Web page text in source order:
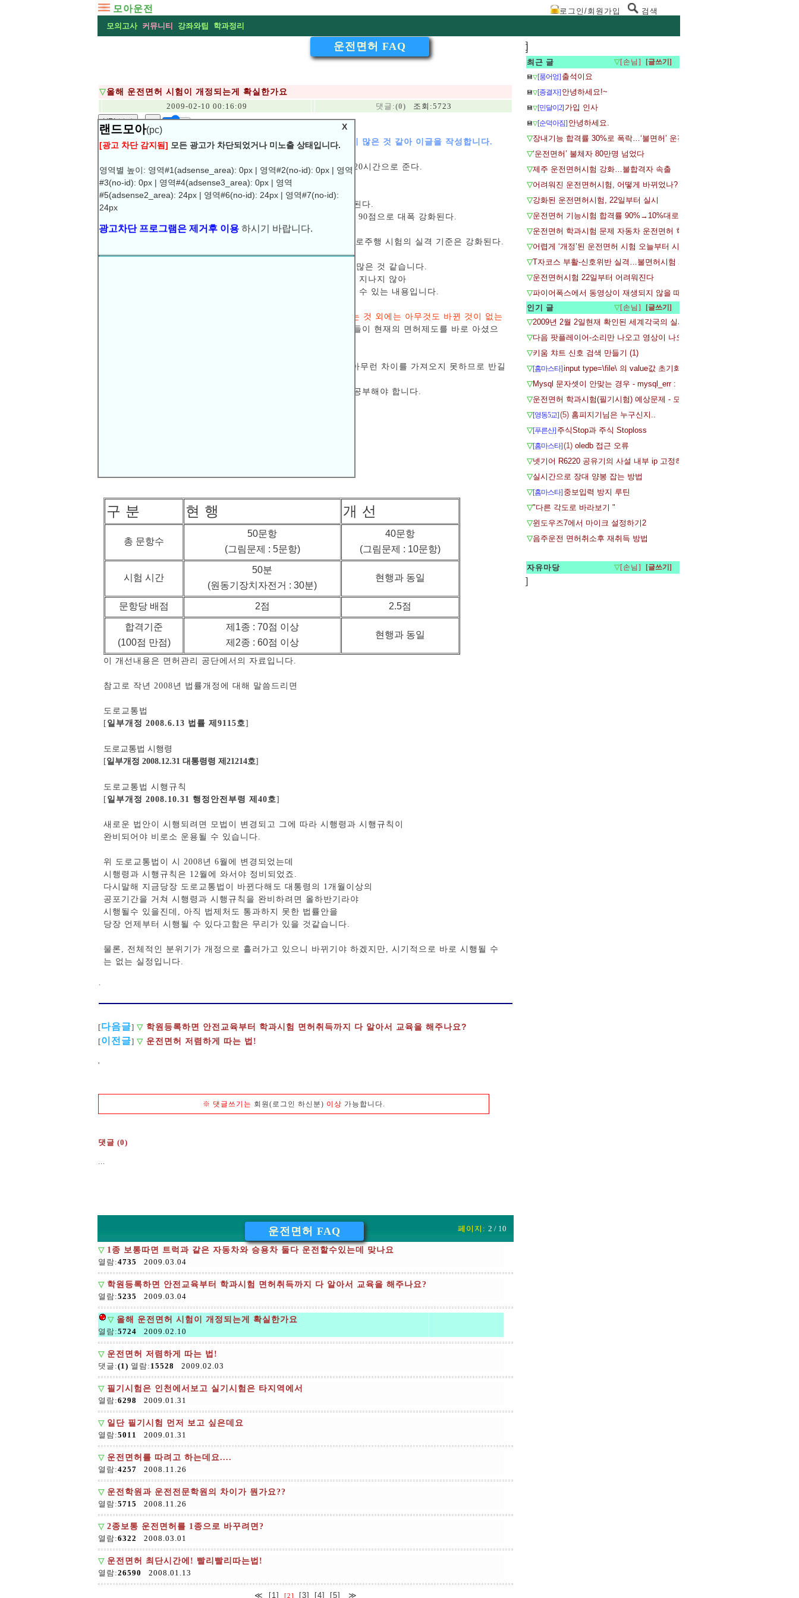
모아운전 로그인/회원가입 검색
모의고사 커뮤니티 강좌와팁 학과정리
X
랜드모아(pc)
[광고 차단 감지됨] 모든 광고가 차단되었거나 미노출 상태입니다.
영역별 높이: 영역#1(adsense_area): 0px | 영역#2(no-id): 0px | 영역
#3(no-id): 0px | 영역#4(adsense3_area): 0px | 영역
#5(adsense2_area): 24px | 영역#6(no-id): 24px | 영역#7(no-id):
24px
광고차단 프로그램은 제거후 이용
운전면허 FAQ
▽올해 운전면허 시험이 개정되는게 확실한가요
2009-02-10 00:16:09
댓글:(0)
조회:5723
URL복사
▶
올해부터 운전면허 시험이 크게 바뀌는 것으로 알고 있는 분들이 많은 것 같아 이글을 작성합니다.
루머1 . 실기교육 시간(운전전문학원 기준)도 현재 35시간에서 20시간으로 준다.
‘1일 3시간’인 실기교육 제한도 풀린다
루머2
50문항으로 출제되는 학과 필기시험은 30문항으로 축소된다.
그러나 합격 기준은 2종 보통 면허 기준으로 현재 60점에서 90점으로 대폭 강화된다.
. 운전면허시험장의 도로주행 연습 10시간은 폐지되며, 도로주행 시험의 실격 기준은 강화된다.
위 내용들이 바로 시행될 줄 기대하거나, 그렇게 아시는 분들이 많은 것 같습니다.
하지만 위 내용들은 경찰청 내부 심의위원회에서 통과된 사항에 지나지 않아
법제처를 거쳐 국회의 의결을 거치고 공포까지 완료되어야 바뀔 수 있는 내용입니다.
현재로서는 50문항으로 출제되던 문제수가 40문항으로 줄었다는 것 외에는 아무것도 바뀐 것이 없는
도 마치 오늘내일 이 내용들이 시행될 것으로 아시는 많은 분들이 현재의 면허제도를 바로 아셨으
그러나, 문항수가 50문제에서 30문제로 줄어든 것은 합격률에 아무런 차이를 가져오지 못하므로 반길
오히려 몇문제만 틀려도 불합격으로 갈 수 있으므로 더 열심히 공부해야 합니다.
구 분 현 행 개 선
총 문항수
50문항
(그림문제 : 5문항)
40문항
(그림문제 : 10문항)
시험 시간
50분
(원동기장치자전거 : 30분)
현행과 동일
문항당 배점 2점 2.5점
합격기준
(100점 만점)
제1종 : 70점 이상
제2종 : 60점 이상
현행과 동일
이 개선내용은 면허관리 공단에서의 자료입니다.
참고로 작년 2008년 법률개정에 대해 말씀드리면
도로교통법
[ 일부개정 2008.6.13 법률 제9115호]
도로교통법 시행령
[일부개정 2008.12.31 대통령령 제21214호]
도로교통법 시행규칙
[ 일부개정 2008.10.31 행정안전부령 제40호]
새로운 법안이 시행되려면 모법이 변경되고 그에 따라 시행령과 시행규칙이
완비되어야 비로소 운용될 수 있습니다.
위 도로교통법이 시 2008년 6월에 변경되었는데
시행령과 시행규칙은 12월에 와서야 정비되었죠.
다시말해 지금당장 도로교통법이 바뀐다해도 대통령의 1개월이상의
공포기간을 거쳐 시행령과 시행규칙을 완비하려면 올하반기라야
시행될수 있을진데, 아직 법제처도 통과하지 못한 법률안을
당장 언제부터 시행될 수 있다고함은 무리가 있을 것같습니다.
물론, 전체적인 분위기가 개정으로 흘러가고 있으니 바뀌기야 하겠지만, 시기적으로 바로 시행될 수
는 없는 실정입니다.
.
[다음글] ▽ 학원등록하면 안전교육부터 학과시험 면허취득까지 다 알아서 교육을 해주나요?
[이전글] ▽ 운전면허 저렴하게 따는 법!
'
※ 댓글쓰기는 회원(로그인 하신분) 이상 가능합니다.
댓글 (0)
...
운전면허 FAQ 페이지: 2 / 10
▽ 1종 보통따면 트럭과 같은 자동차와 승용차 둘다 운전할수있는데 맞나요
열람:4735 2009.03.04
▽ 학원등록하면 안전교육부터 학과시험 면허취득까지 다 알아서 교육을 해주나요?
열람:5235 2009.03.04
▽ 올해 운전면허 시험이 개정되는게 확실한가요
열람:5724 2009.02.10
▽ 운전면허 저렴하게 따는 법!
댓글:(1) 열람: 15528 2009.02.03
▽ 필기시험은 인천에서보고 실기시험은 타지역에서
열람:6298 2009.01.31
▽ 일단 필기시험 먼저 보고 싶은데요
열람:5011 2009.01.31
▽ 운전면허를 따려고 하는데요....
열람:4257 2008.11.26
▽ 운전학원과 운전전문학원의 차이가 뭔가요??
열람:5715 2008.11.26
▽ 2종보통 운전면허를 1종으로 바꾸려면?
열람:6322 2008.03.01
▽ 운전면허 최단시간에! 빨리빨리따는법!
열람:26590 2008.01.13
≪ [1] [2] [3] [4] [5] ≫
]
]
최근 글 ▽[손님]
💾▽[풍어엉] 출석이요
💾▽[종결자] 안녕하세요!~
💾▽[민달이2] 가입 인사
💾▽[순덕아짐] 안녕하세요.
▽장내기능 합격률 30%로 폭락…‘불면허’ 운전시험 일주일
▽‘운전면허’ 불체자 80만명 넘었다
▽제주 운전면허시험 강화…불합격자 속출
▽어려워진 운전면허시험, 어떻게 바뀌었나?
▽강화된 운전면허시험, 22일부터 실시
▽운전면허 기능시험 합격률 90%→10%대로…응시자들 어리둥절
▽운전면허 학과시험 문제 자동차 운전면허 학과시험 문제공개
▽어렵게 ‘개정’된 운전면허 시험 오늘부터 시행
▽T자코스 부활-신호위반 실격…불면허시험 22일 시행
▽운전면허시험 22일부터 어려워진다
▽파이어폭스에서 동영상이 재생되지 않을 때 - 플래시 플레어어 설치
인기 글
▽[손님]
▽2009년 2월 2일현재 확인된 세계각국의 실시간 라디오듣기 채널입니다.
▽다음 팟플레이어-소리만 나오고 영상이 나오지 않을때
▽키움 챠트 신호 검색 만들기 (1)
▽[홈마스타]input type=\file\ 의 value값 초기화 시키기
▽Mysql 문자셋이 안맞는 경우 - mysql_err : 1267 : Illegal mix of collations
▽운전면허 학과시험(필기시험) 예상문제 - 모의고사 제 19 회
▽[영동5교](5) 홈피지기님은 누구신지..
▽[푸른산] 주식Stop과 주식 Stoploss
▽[홈마스타](1) oledb 접근 오류
▽넷기어 R6220 공유기의 사설 내부 ip 고정하기
▽실시간으로 장대 양봉 잡는 방법
▽[홈마스타] 중보입력 방지 루틴
▽"다른 각도로 바라보기 "
▽윈도우즈7에서 마이크 설정하기2
▽음주운전 면허취소후 재취득 방법
자유마당 ▽[손님]
]